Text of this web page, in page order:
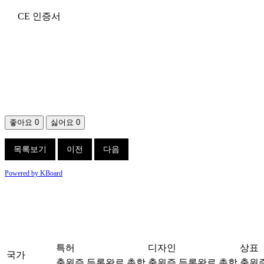
CE 인증서
좋아요 0 싫어요 0
목록보기 이전 다음
Powered by KBoard
국가
특허 디자인 상표